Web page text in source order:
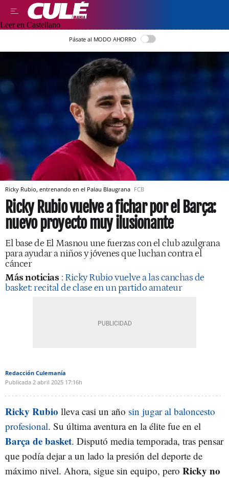
Leer en Castellano
Pásate al MODO AHORRO
Ricky Rubio, entrenando en el Palau Blaugrana FCB
Ricky Rubio vuelve a fichar por el Barça:
nuevo proyecto muy ilusionante
El base de El Masnou une fuerzas con el club azulgrana
para ayudar a niños y jóvenes que luchan contra el
cáncer
Más noticias : Ricky Rubio vuelve a las canchas de
basket: recital de clase en un partido amateur
Redacción Culemanía
Publicada 2 abril 2025 17:16h
Ricky Rubio lleva casi un año sin jugar al baloncesto
profesional. Su última aventura en la élite fue en el
Barça de basket. Disputó media temporada, tras pensar
que podía dejar a un lado la presión del deporte de
máximo nivel. Ahora, sigue sin equipo, pero Ricky no